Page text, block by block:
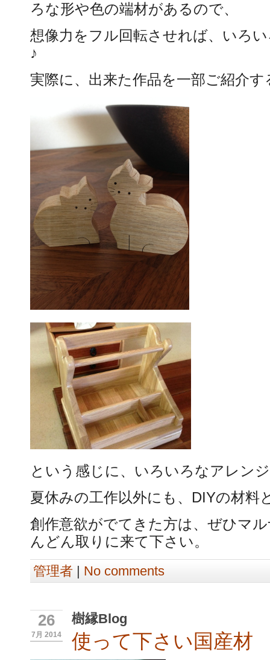
ろな形や色の端材があるので、
想像力をフル回転させれば、いろ
♪
実際に、出来た作品を一部ご紹介
という感じに、いろいろなアレン
夏休みの工作以外にも、DIYの材料
創作意欲がでてきた方は、ぜひマ
んどん取りに来て下さい。
管理者 | No comments
26
7月 2014
樹縁Blog
使って下さい国産材